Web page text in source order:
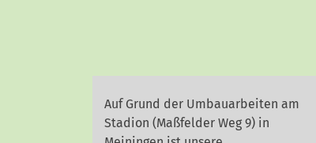
Auf Grund der Umbauarbeiten am
Stadion (Maßfelder Weg 9) in